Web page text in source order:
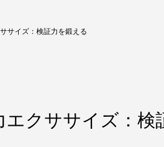
サイズ：検証力を鍛える
エクササイズ：検